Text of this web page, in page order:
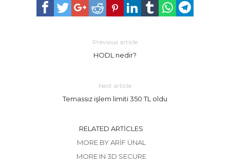
Previous article
HODL nedir?
Next article
Temassız işlem limiti 350 TL oldu
RELATED ARTICLES
MORE BY ARIF ÜNAL
MORE IN 3D SECURE